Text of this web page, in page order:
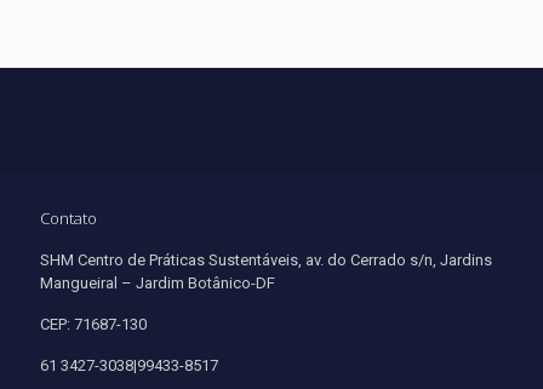
Contato
SHM Centro de Práticas Sustentáveis, av. do Cerrado s/n, Jardins
Mangueiral – Jardim Botânico-DF
CEP: 71687-130
61 3427-3038|99433-8517